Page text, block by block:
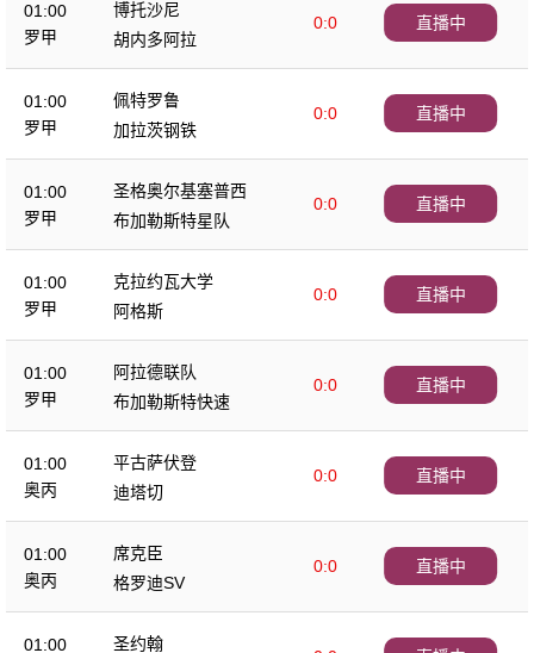
01:00
罗甲
博托沙尼
0:0
胡内多阿拉
直播中
01:00
罗甲
佩特罗鲁
0:0
加拉茨钢铁
直播中
01:00
罗甲
圣格奥尔基塞普西
0:0
布加勒斯特星队
直播中
01:00
罗甲
克拉约瓦大学
0:0
阿格斯
直播中
01:00
罗甲
阿拉德联队
0:0
布加勒斯特快速
直播中
01:00
奥丙
平古萨伏登
0:0
迪塔切
直播中
01:00
奥丙
席克臣
0:0
格罗迪SV
直播中
01:00 圣约翰